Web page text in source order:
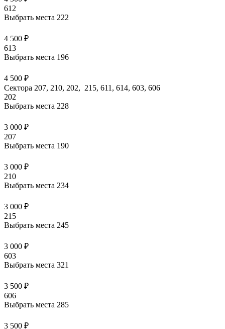
612
Выбрать места 222
4 500 ₽
613
Выбрать места 196
4 500 ₽
Сектора 207, 210, 202, 215, 611, 614, 603, 606
202
Выбрать места 228
3 000 ₽
207
Выбрать места 190
3 000 ₽
210
Выбрать места 234
3 000 ₽
215
Выбрать места 245
3 000 ₽
603
Выбрать места 321
3 500 ₽
606
Выбрать места 285
3 500 ₽